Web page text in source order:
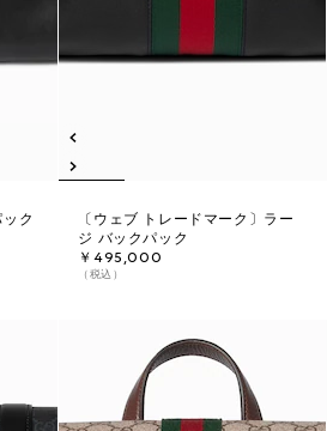
ク
〔ウェブ トレードマーク〕ラー
ジ バックパック
￥495,000
（税込）